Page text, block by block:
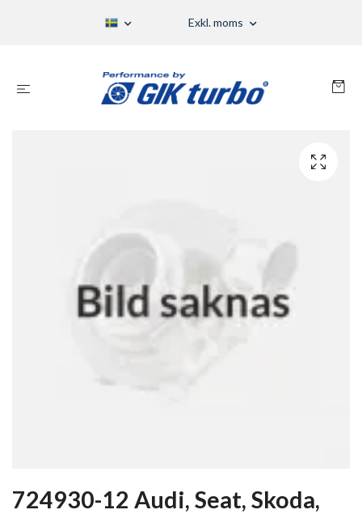
Exkl. moms
724930-12 Audi, Seat, Skoda,